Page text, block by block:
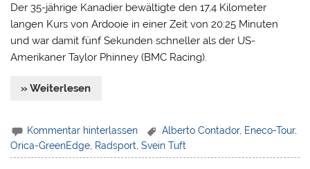
Der 35-jährige Kanadier bewältigte den 17,4 Kilometer
langen Kurs von Ardooie in einer Zeit von 20:25 Minuten
und war damit fünf Sekunden schneller als der US-
Amerikaner Taylor Phinney (BMC Racing).
» Weiterlesen
Kommentar hinterlassen Alberto Contador, Eneco-Tour,
Orica-GreenEdge Radsport ,Svein Tuft